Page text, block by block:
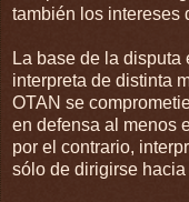
también los intereses
La base de la
interpreta de distinta
OTAN se
en defensa al menos
por el contrario,
sólo de dirigirse hacia